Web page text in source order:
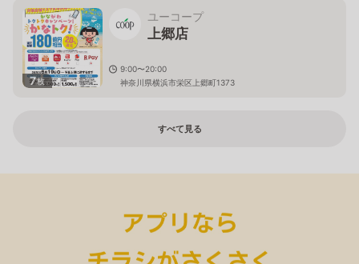
7枚
ユーコープ
上郷店
9:00〜20:00
神奈川県横浜市栄区上郷町1373
すべて見る